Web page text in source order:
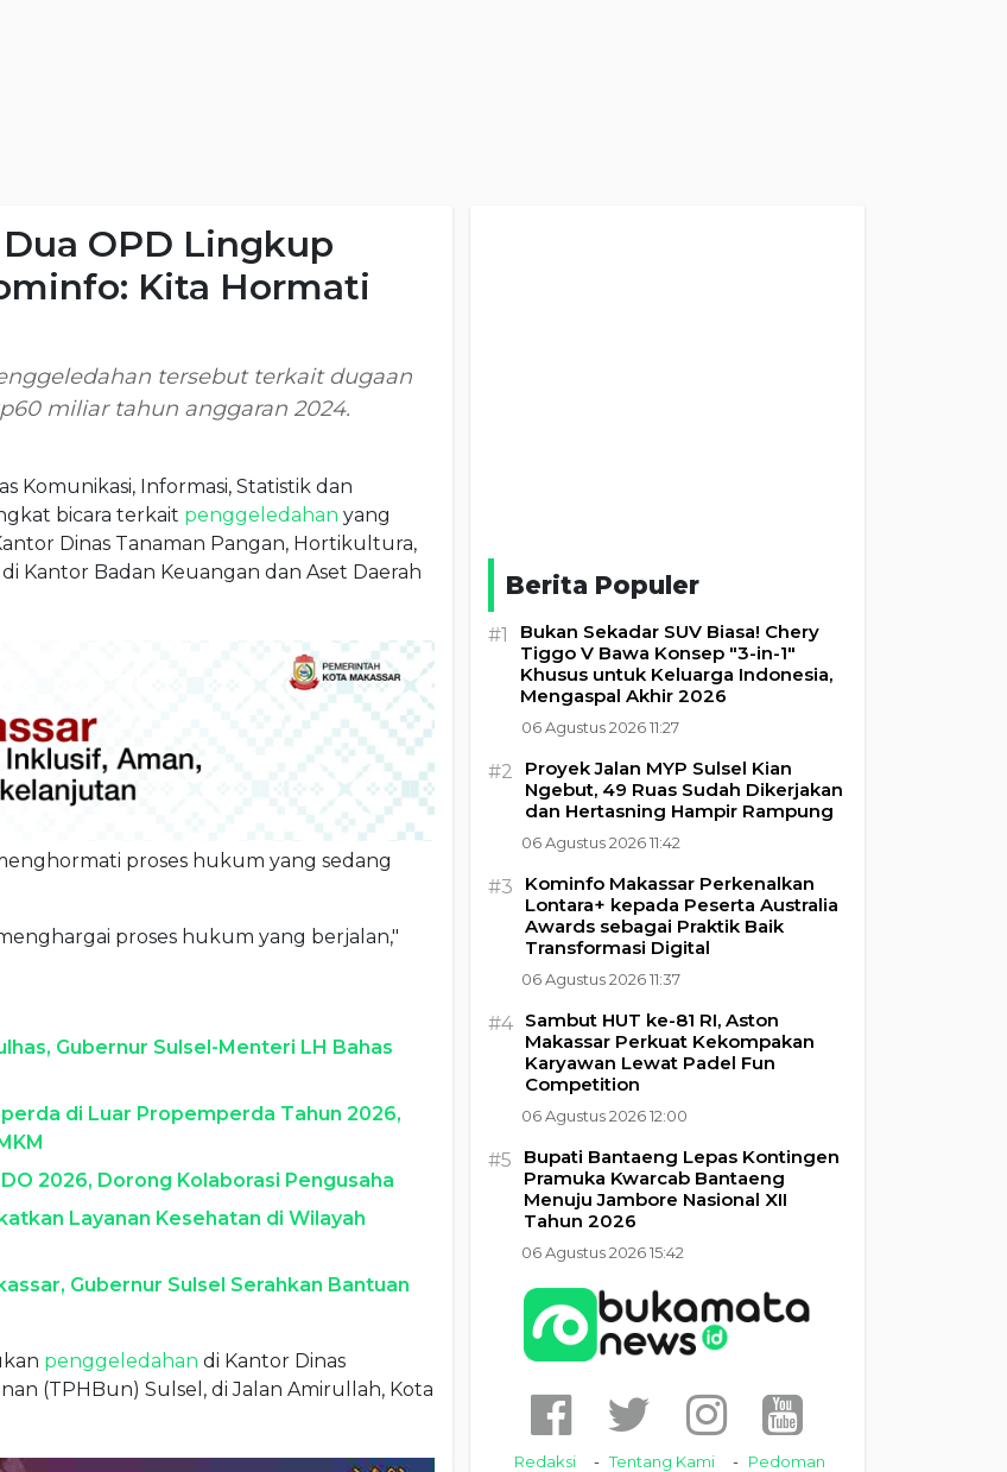
OPD Lingkup
Kita Hormati
tersebut terkait dugaan
miliar tahun anggaran 2024.
Komunikasi, Informasi, Statistik dan
bicara terkait penggeledahan yang
Dinas Tanaman Pangan, Hortikultura,
Kantor Badan Keuangan dan Aset Daerah
proses hukum yang sedang
proses hukum yang berjalan,"
Gubernur Sulsel-Menteri LH Bahas
di Luar Propemperda Tahun 2026,
2026, Dorong Kolaborasi Pengusaha
Layanan Kesehatan di Wilayah
Gubernur Sulsel Serahkan Bantuan
penggeledahan di Kantor Dinas
(TPHBun) Sulsel, di Jalan Amirullah, Kota
Berita Populer
#1
Bukan Sekadar SUV Biasa! Chery
Tiggo V Bawa Konsep "3-in-1"
Khusus untuk Keluarga Indonesia,
Mengaspal Akhir 2026
06 Agustus 2026 11:27
#2
Proyek Jalan MYP Sulsel Kian
Ngebut, 49 Ruas Sudah Dikerjakan
dan Hertasning Hampir Rampung
06 Agustus 2026 11:42
#3
Kominfo Makassar Perkenalkan
Lontara+ kepada Peserta Australia
Awards sebagai Praktik Baik
Transformasi Digital
06 Agustus 2026 11:37
#4 Sambut HUT ke-81 RI, Aston
Makassar Perkuat Kekompakan
Karyawan Lewat Padel Fun
Competition
06 Agustus 2026 12:00
#5
Bupati Bantaeng Lepas Kontingen
Pramuka Kwarcab Bantaeng
Menuju Jambore Nasional XII
Tahun 2026
06 Agustus 2026 15:42
Redaksi Tentang Kami
Pedoman